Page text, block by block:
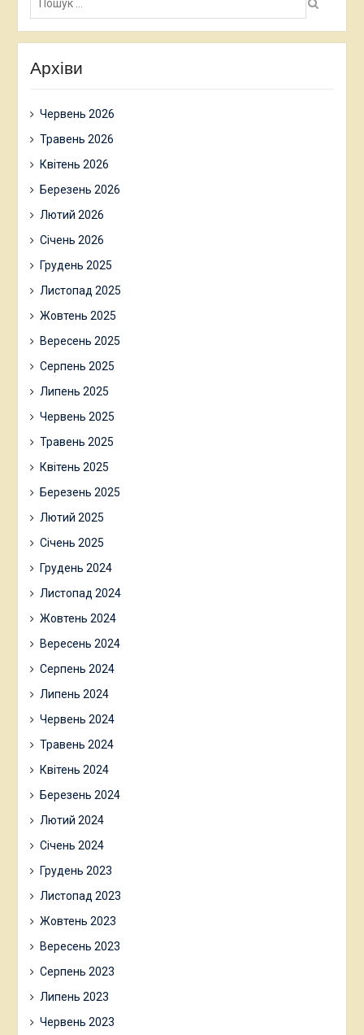
Архіви
Червень 2026
Травень 2026
Квітень 2026
Березень 2026
Лютий 2026
Січень 2026
Грудень 2025
Листопад 2025
Жовтень 2025
Вересень 2025
Серпень 2025
Липень 2025
Червень 2025
Травень 2025
Квітень 2025
Березень 2025
Лютий 2025
Січень 2025
Грудень 2024
Листопад 2024
Жовтень 2024
Вересень 2024
Серпень 2024
Липень 2024
Червень 2024
Травень 2024
Квітень 2024
Березень 2024
Лютий 2024
Січень 2024
Грудень 2023
Листопад 2023
Жовтень 2023
Вересень 2023
Серпень 2023
Липень 2023
Червень 2023